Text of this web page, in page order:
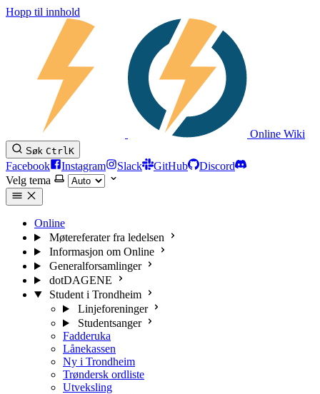
Hopp til innhold
Online Wiki
Søk CtrlK
Facebook Instagram Slack GitHub
Discord
Velg tema
Online
Møtereferater fra ledelsen
Informasjon om Online
Generalforsamlinger
dotDAGENE
Student i Trondheim
Linjeforeninger
Studentsanger
Fadderuka
Lånekassen
Ny i Trondheim
Trøndersk ordliste
Utveksling